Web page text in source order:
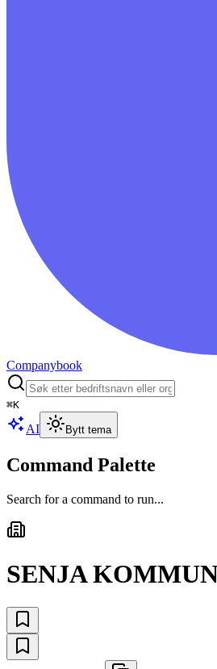
Companybook
⌘K
AI Bytt tema
Command Palette
Search for a command to run...
SENJA